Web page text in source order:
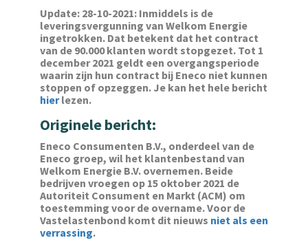
U‌pdate: 28-10-2021: Inmiddels is de
leveringsvergunning van Welkom Energie
ingetrokken. Dat betekent dat het contract
van de 90.000 klanten wordt stopgezet. Tot 1
december 2021 geldt een overgangsperiode
waarin zijn hun contract bij Eneco niet kunnen
stoppen of opzeggen. Je kan het hele bericht
hierlezen.
Originele bericht:
Eneco Consumenten B.V., onderdeel van de
Eneco groep, wil het klantenbestand van
Welkom Energie B.V. overnemen. Beide
bedrijven vroegen op 15 oktober 2021 de
Autoriteit Consument en Markt (ACM) om
toestemming voor de overname. Voor de
Vastelastenbond komt dit nieuws niet als een
verrassing.